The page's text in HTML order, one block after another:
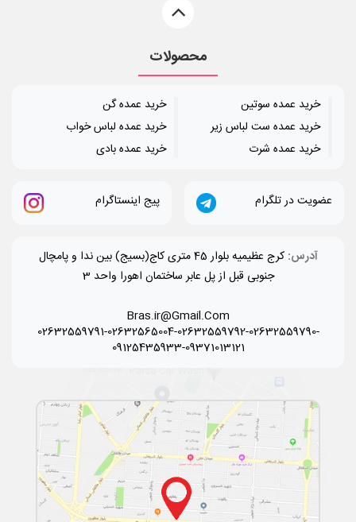
محصولات
خرید عمده سوتین
خرید عمده ست لباس زیر
خرید عمده شرت
خرید عمده گن
خرید عمده لباس خواب
خرید عمده بادی
عضویت در تلگرام پیج اینستاگرام
آدرس:
کرج عظیمیه بلوار 45 متری کاج(بسیج) بین ندا و پامچال
جنوبی قبل از پل عابر ساختمان اهورا واحد 3
Bras.ir@Gmail.Com
02632559791-02632565004-02632559792-02632559790-
09125435933-09371013121